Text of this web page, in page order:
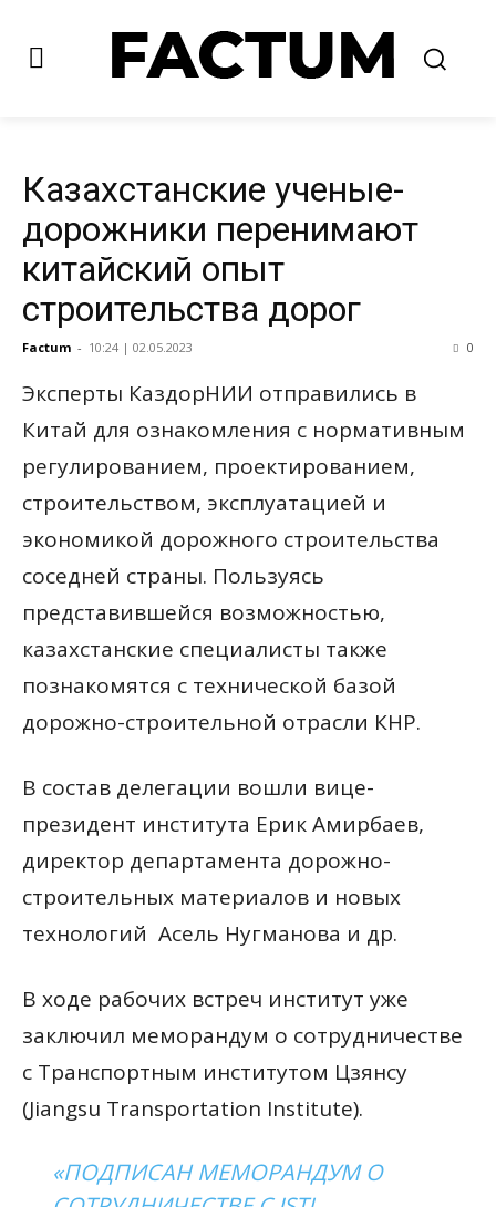
Казахстанские ученые-
дорожники перенимают
китайский опыт
строительства дорог
Factum - 10:24 | 02.05.2023 0
Эксперты КаздорНИИ отправились в
Китай для ознакомления с нормативным
регулированием, проектированием,
строительством, эксплуатацией и
экономикой дорожного строительства
соседней страны. Пользуясь
представившейся возможностью,
казахстанские специалисты также
познакомятся с технической базой
дорожно-строительной отрасли КНР.
В состав делегации вошли вице-
президент института Ерик Амирбаев,
директор департамента дорожно-
строительных материалов и новых
технологий Асель Нугманова и др.
В ходе рабочих встреч институт уже
заключил меморандум о сотрудничестве
с Транспортным институтом Цзянсу
(Jiangsu Transportation Institute).
«ПОДПИСАН МЕМОРАНДУМ О